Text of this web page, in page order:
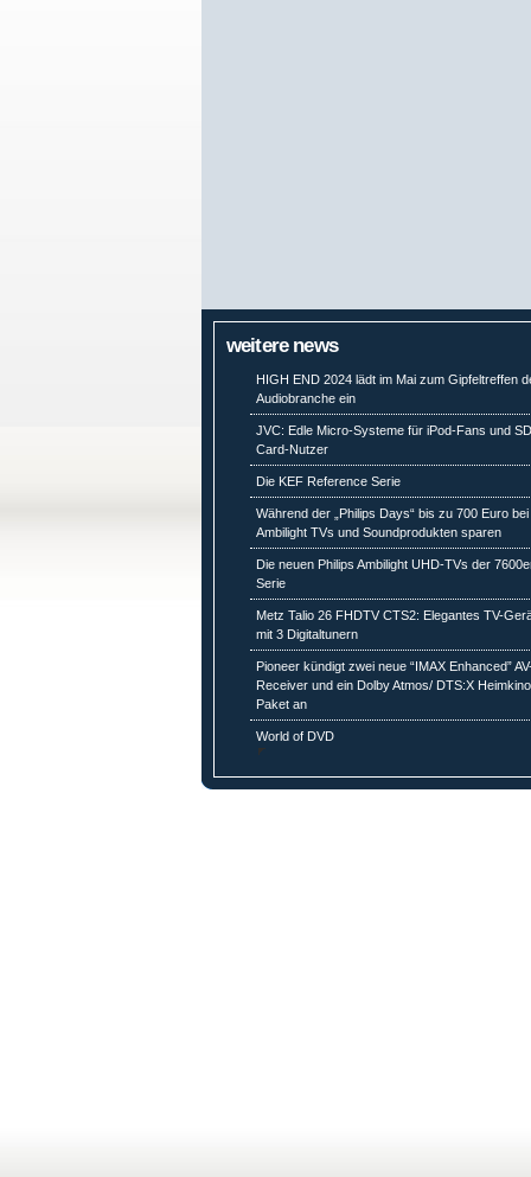
weitere news
HIGH END 2024 lädt im Mai zum Gipfeltreffen
Audiobranche ein
JVC: Edle Micro-Systeme für iPod-Fans und
Card-Nutzer
Die KEF Reference Serie
Während der „Philips Days“ bis zu 700 Euro bei
Ambilight TVs und Soundprodukten sparen
Die neuen Philips Ambilight UHD-TVs der
Serie
Metz Talio 26 FHDTV CTS2: Elegantes TV-
mit 3 Digitaltunern
Pioneer kündigt zwei neue “IMAX Enhanced”
Receiver und ein Dolby Atmos/ DTS:X
Paket an
World of DVD